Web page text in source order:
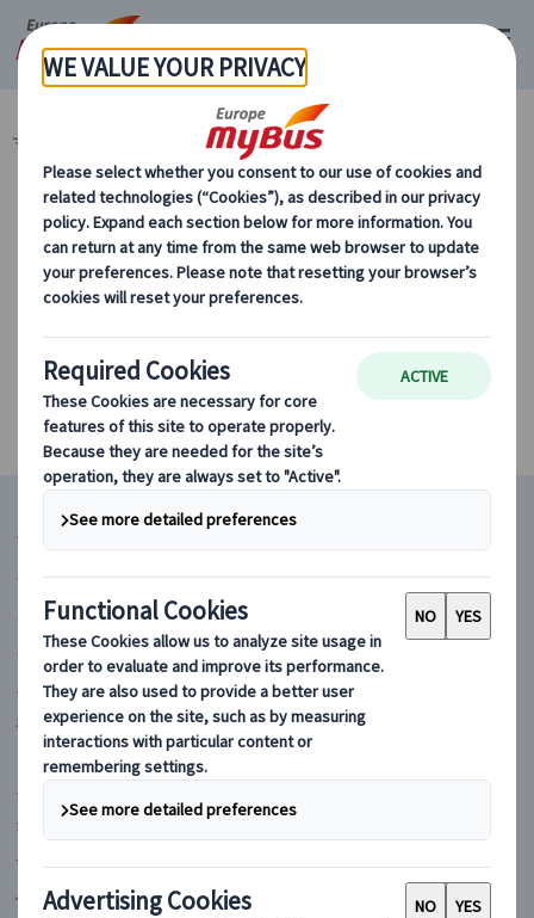
マイバス・ヨーロッパ
カテゴリーから探す
条件に該当するツアーがありません
マイバスヨーロッパ
フランス
イギリス
イタリア
スペイン
ポルトガル
ギリシャ
オーストリア
チェコ
ハンガリー